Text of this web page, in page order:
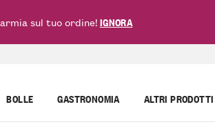
BOLLE GASTRONOMIA ALTRI PRODOTTI
sul tuo ordine!IGNORA